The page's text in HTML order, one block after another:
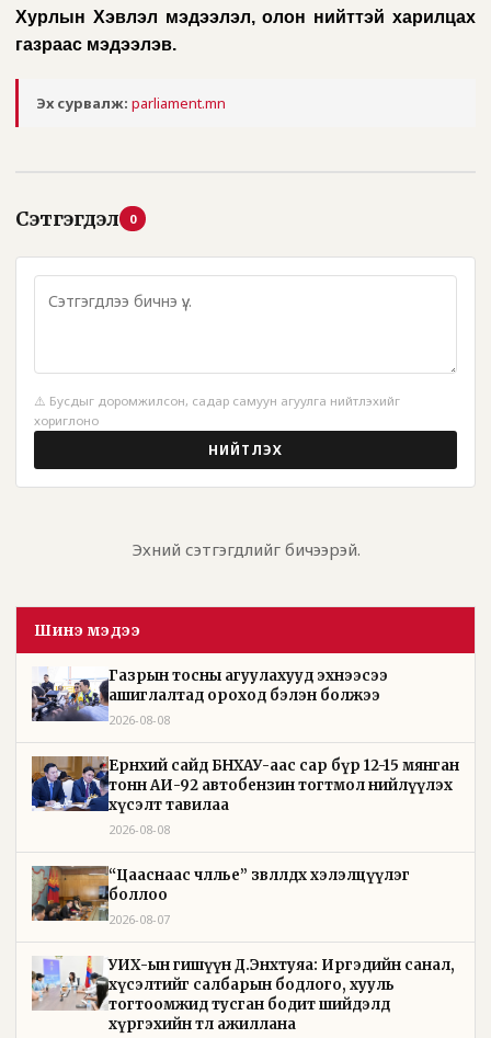
Хурлын Хэвлэл мэдээлэл, олон нийттэй харилцах
газраас мэдээлэв.
Эх сурвалж: parliament.mn
Сэтгэгдэл 0
⚠️ Бусдыг доромжилсон, садар самуун агуулга нийтлэхийг
хориглоно
НИЙТЛЭХ
Эхний сэтгэгдлийг бичээрэй.
Шинэ мэдээ
Газрын тосны агуулахууд эхнээсээ
ашиглалтад ороход бэлэн болжээ
2026-08-08
Ерөнхий сайд БНХАУ-аас сар бүр 12-15 мянган
тонн АИ-92 автобензин тогтмол нийлүүлэх
хүсэлт тавилаа
2026-08-08
“Цааснаас чөлөөлье” зөвлөлдөх хэлэлцүүлэг
боллоо
2026-08-07
УИХ-ын гишүүн Д.Энхтуяа: Иргэдийн санал,
хүсэлтийг салбарын бодлого, хууль
тогтоомжид тусган бодит шийдэлд
хүргэхийн төлөө ажиллана